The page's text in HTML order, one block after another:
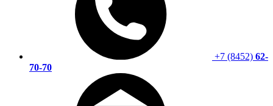
+7 (8452) 62-
70-70